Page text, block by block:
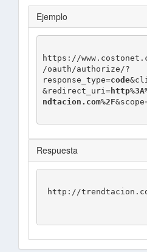
Ejemplo
https://
/oauth/authorize/?
response_type=code
&redirect_uri=
ndtacion.com%2F
Respuesta
http://